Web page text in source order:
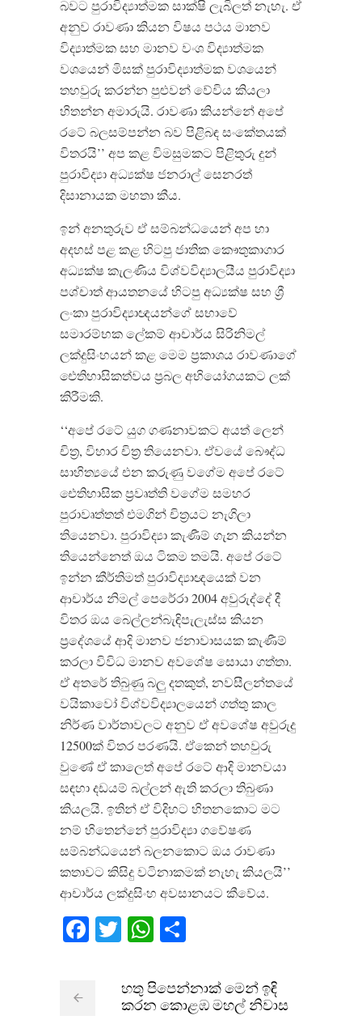
බවට පුරාවිද්‍යාත්මක සාක්ෂි ලැබිලත් නැහැ. ඒ
අනුව රාවණා කියන විෂය පථය මානව
විද්‍යාත්මක සහ මානව වංශ විද්‍යාත්මක
වශයෙන් මිසක් පුරාවිද්‍යාත්මක වශයෙන්
තහවුරු කරන්න පුළුවන් වේවිය කියලා
හිතන්න අමාරුයි. රාවණා කියන්නේ අපේ
රටේ බලසම්පන්න බව පිළිබඳ සංකේතයක්
විතරයි’’ අප කළ විමසුමකට පිළිතුරු දුන්
පුරාවිද්‍යා අධ්‍යක්ෂ ජනරාල් සෙනරත්
දිසානායක මහතා කීය.
ඉන් අනතුරුව ඒ සම්බන්ධයෙන් අප හා
අදහස් පළ කළ හිටපු ජාතික කෞතුකාගාර
අධ්‍යක්ෂ කැලණිය විශ්වවිද්‍යාලයීය පුරාවිද්‍යා
පශ්චාත් ආයතනයේ හිටපු අධ්‍යක්ෂ සහ ශ්‍රී
ලංකා පුරාවිද්‍යාඥයන්ගේ සභාවේ
සමාරම්භක ලේකම් ආචාර්ය සිරිනිමල්
ලක්දුසිංහයන් කළ මෙම ප්‍රකාශය රාවණාගේ
ඓතිහාසිකත්වය ප්‍රබල අභියෝගයකට ලක්
කිරීමකි.
‘‘අපේ රටේ යුග ගණනාවකට අයත් ලෙන්
චිත්‍ර, විහාර චිත්‍ර තියෙනවා. ඒවයේ බෞද්ධ
සාහිත්‍යයේ එන කරුණු වගේම අපේ රටේ
ඓතිහාසික ප්‍රවෘත්ති වගේම සමහර
පුරාවෘත්තත් එමගින් චිත්‍රයට නැගිලා
තියෙනවා. පුරාවිද්‍යා කැණීම් ගැන කියන්න
තියෙන්නෙත් ඔය ටිකම තමයි. අපේ රටේ
ඉන්න කීර්තිමත් පුරාවිද්‍යාඥයෙක් වන
ආචාර්ය නිමල් පෙරේරා 2004 අවුරුද්දේ දී
විතර ඔය බෙල්ලන්බැඳිපැලැස්ස කියන
ප්‍රදේශයේ ආදි මානව ජනාවාසයක කැණීම්
කරලා විවිධ මානව අවශේෂ සොයා ගත්තා.
ඒ අතරේ තිබුණු බලු දතකුත්, නවසීලන්තයේ
වයිකාවෝ විශ්වවිද්‍යාලයෙන් ගත්තු කාල
නිර්ණ වාර්තාවලට අනුව ඒ අවශේෂ අවුරුදු
12500ක් විතර පරණයි. ඒකෙන් තහවුරු
වුණේ ඒ කාලෙත් අපේ රටේ ආදි මානවයා
සඳහා දඩයම් බල්ලන් ඇති කරලා තිබුණා
කියලයි. ඉතින් ඒ විදිහට හිතනකොට මට
නම් හිතෙන්නේ පුරාවිද්‍යා ගවේෂණ
සම්බන්ධයෙන් බලනකොට ඔය රාවණා
කතාවට කිසිදු වටිනාකමක් නැහැ කියලයි’’
ආචාර්ය ලක්දුසිංහ අවසානයට කීවේය.
Facebook
TwitterWhatsApp
හතු පිපෙන්නාක් මෙන් ඉඳි
කරන​​ කොළඹ මහල් නිවාස